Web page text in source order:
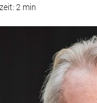
2 min